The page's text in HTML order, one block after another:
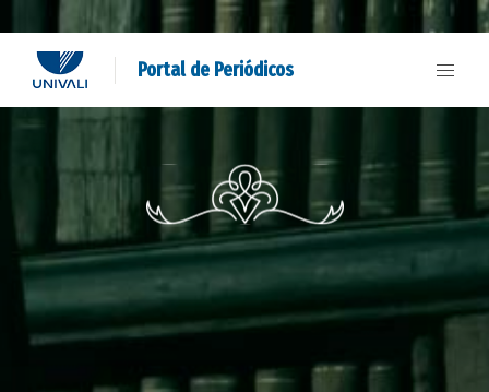
Portal de Periódicos